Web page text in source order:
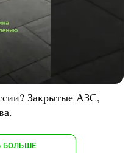
Закрытые АЗС,
БОЛЬШЕ